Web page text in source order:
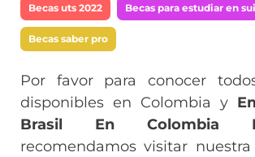
Becas uts 2022 Becas para estudiar en
Becas saber pro
Por favor para conocer
disponibles en Colombia y
Brasil En Colombia
recomendamos visitar